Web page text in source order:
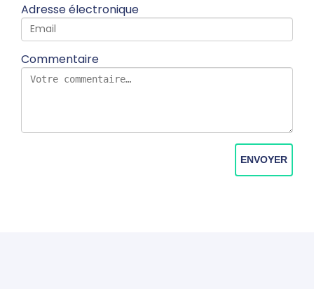
Adresse électronique
Commentaire
ENVOYER